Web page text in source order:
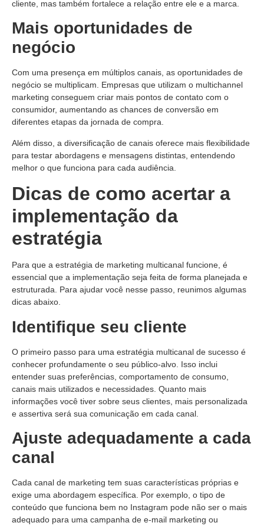
cliente, mas também fortalece a relação entre ele e a marca.
Mais oportunidades de
negócio
Com uma presença em múltiplos canais, as oportunidades de
negócio se multiplicam. Empresas que utilizam o multichannel
marketing conseguem criar mais pontos de contato com o
consumidor, aumentando as chances de conversão em
diferentes etapas da jornada de compra.
Além disso, a diversificação de canais oferece mais flexibilidade
para testar abordagens e mensagens distintas, entendendo
melhor o que funciona para cada audiência.
Dicas de como acertar a
implementação da
estratégia
Para que a estratégia de marketing multicanal funcione, é
essencial que a implementação seja feita de forma planejada e
estruturada. Para ajudar você nesse passo, reunimos algumas
dicas abaixo.
Identifique seu cliente
O primeiro passo para uma estratégia multicanal de sucesso é
conhecer profundamente o seu público-alvo. Isso inclui
entender suas preferências, comportamento de consumo,
canais mais utilizados e necessidades. Quanto mais
informações você tiver sobre seus clientes, mais personalizada
e assertiva será sua comunicação em cada canal.
Ajuste adequadamente a cada
canal
Cada canal de marketing tem suas características próprias e
exige uma abordagem específica. Por exemplo, o tipo de
conteúdo que funciona bem no Instagram pode não ser o mais
adequado para uma campanha de e-mail marketing ou